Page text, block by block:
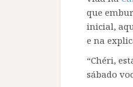
que
inicial,
e na
“Chéri,
sábado